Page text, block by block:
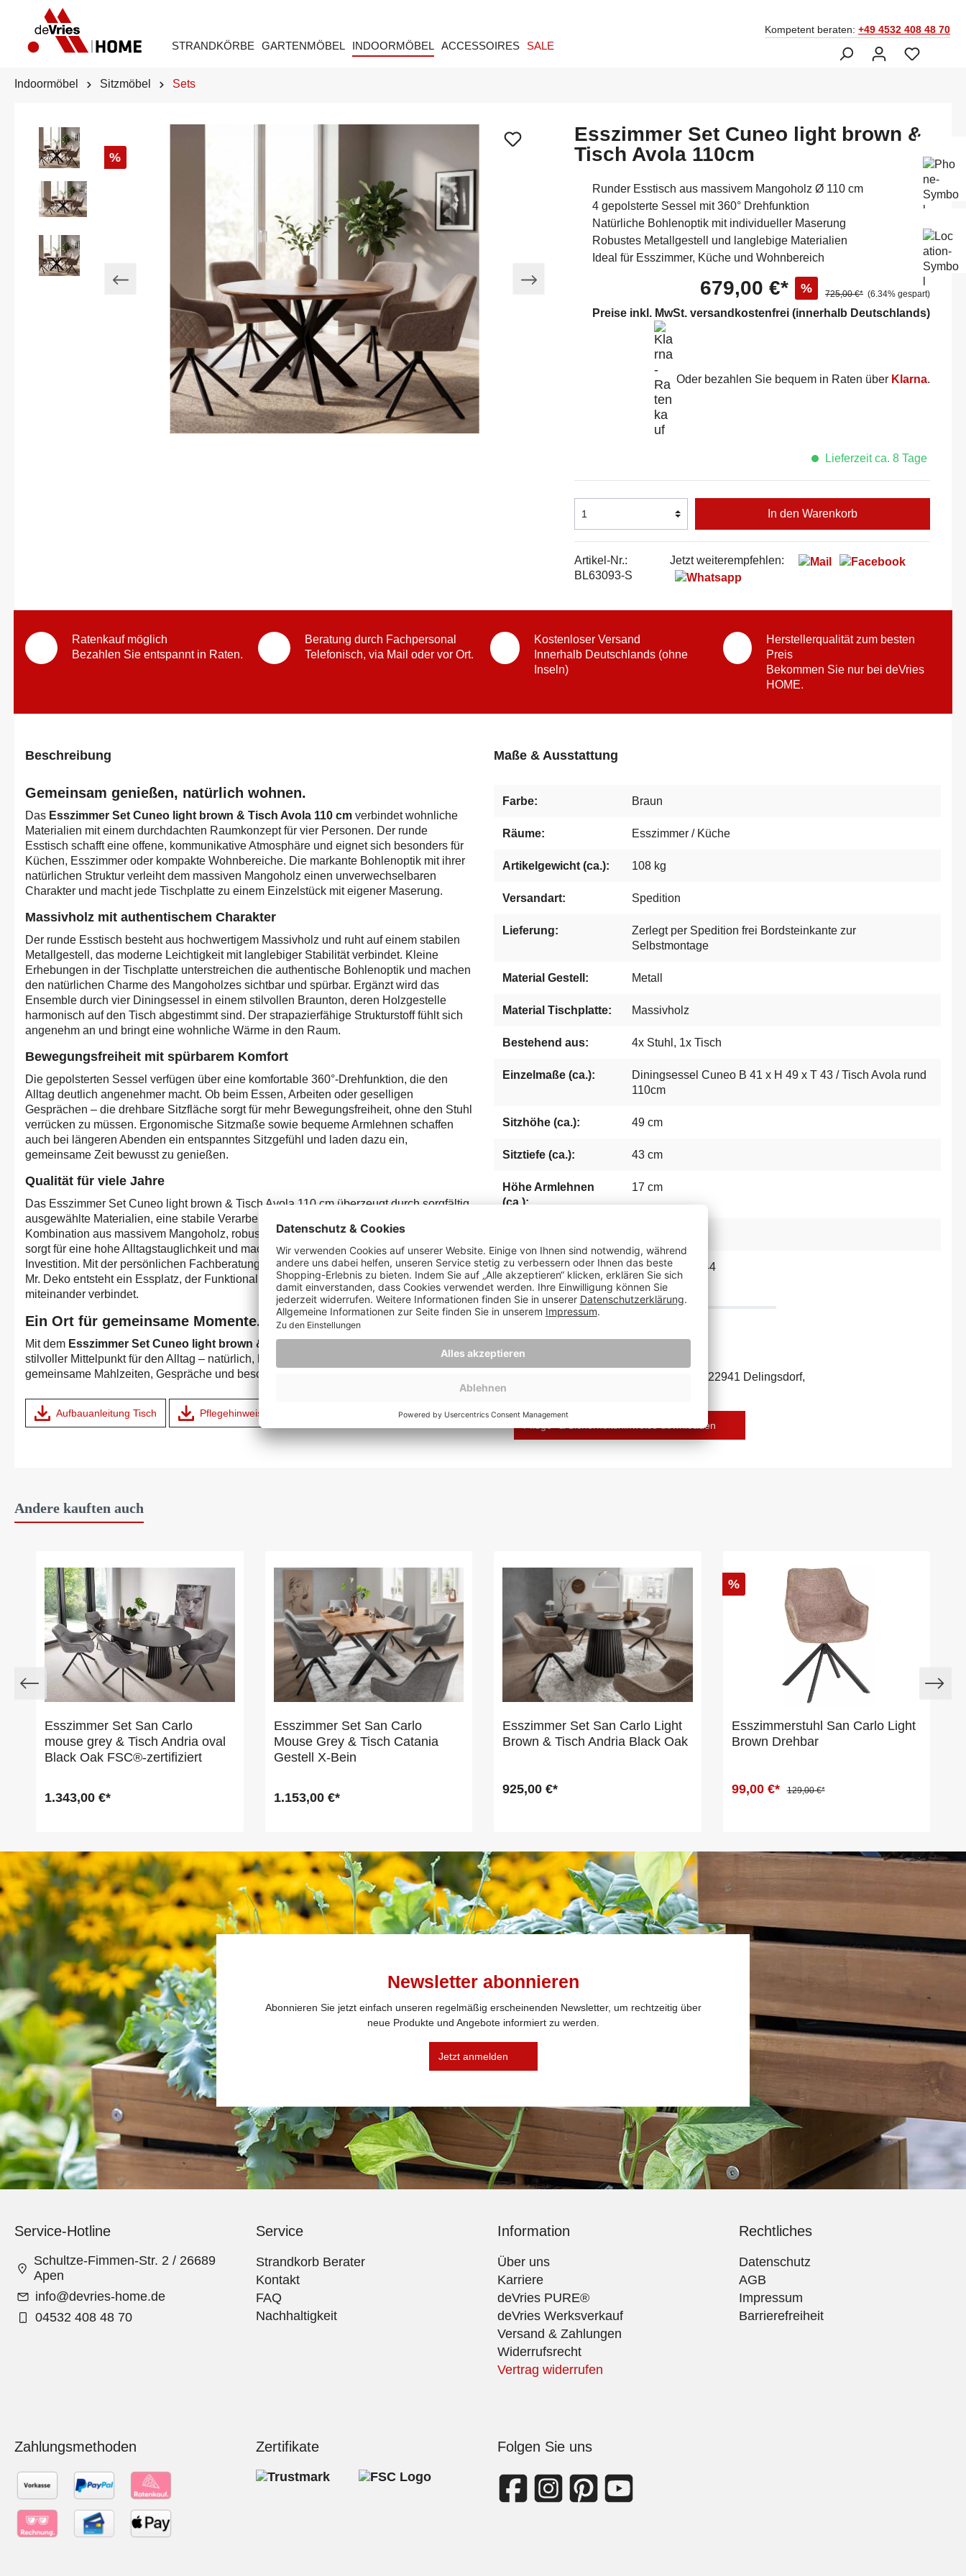
STRANDKÖRBE GARTENMÖBEL INDOORMÖBEL ACCESSOIRES SALE
Kompetent beraten: +49 4532 408 48 70
Indoormöbel Sitzmöbel Sets
%
Esszimmer Set Cuneo light brown &
Tisch Avola 110cm
Runder Esstisch aus massivem Mangoholz Ø 110 cm
4 gepolsterte Sessel mit 360° Drehfunktion
Natürliche Bohlenoptik mit individueller Maserung
Robustes Metallgestell und langlebige Materialien
Ideal für Esszimmer, Küche und Wohnbereich
679,00 €* % 725,00 €* (6.34% gespart)
Preise inkl. MwSt. versandkostenfrei (innerhalb Deutschlands)
Oder bezahlen Sie bequem in Raten über Klarna.
Lieferzeit ca. 8 Tage
In den Warenkorb
Artikel-Nr.:
BL63093-S
Jetzt weiterempfehlen:
Ratenkauf möglich
Bezahlen Sie entspannt in Raten.
Beratung durch Fachpersonal
Telefonisch, via Mail oder vor Ort.
Kostenloser Versand
Innerhalb Deutschlands (ohne
Inseln)
Herstellerqualität zum besten
Preis
Bekommen Sie nur bei deVries
HOME.
Beschreibung
Gemeinsam genießen, natürlich wohnen.
Das Esszimmer Set Cuneo light brown & Tisch Avola 110 cm verbindet wohnliche
Materialien mit einem durchdachten Raumkonzept für vier Personen. Der runde
Esstisch schafft eine offene, kommunikative Atmosphäre und eignet sich besonders für
Küchen, Esszimmer oder kompakte Wohnbereiche. Die markante Bohlenoptik mit ihrer
natürlichen Struktur verleiht dem massiven Mangoholz einen unverwechselbaren
Charakter und macht jede Tischplatte zu einem Einzelstück mit eigener Maserung.
Massivholz mit authentischem Charakter
Der runde Esstisch besteht aus hochwertigem Massivholz und ruht auf einem stabilen
Metallgestell, das moderne Leichtigkeit mit langlebiger Stabilität verbindet. Kleine
Erhebungen in der Tischplatte unterstreichen die authentische Bohlenoptik und machen
den natürlichen Charme des Mangoholzes sichtbar und spürbar. Ergänzt wird das
Ensemble durch vier Diningsessel in einem stilvollen Braunton, deren Holzgestelle
harmonisch auf den Tisch abgestimmt sind. Der strapazierfähige Strukturstoff fühlt sich
angenehm an und bringt eine wohnliche Wärme in den Raum.
Bewegungsfreiheit mit spürbarem Komfort
Die gepolsterten Sessel verfügen über eine komfortable 360°-Drehfunktion, die den
Alltag deutlich angenehmer macht. Ob beim Essen, Arbeiten oder geselligen
Gesprächen – die drehbare Sitzfläche sorgt für mehr Bewegungsfreiheit, ohne den Stuhl
verrücken zu müssen. Ergonomische Sitzmaße sowie bequeme Armlehnen schaffen
auch bei längeren Abenden ein entspanntes Sitzgefühl und laden dazu ein,
gemeinsame Zeit bewusst zu genießen.
Qualität für viele Jahre
Das Esszimmer Set Cuneo light brown & Tisch Avola 110 cm überzeugt durch sorgfältig
ausgewählte Materialien, eine stabile Verarbeitung und zeitloses Design. Die
Kombination aus massivem Mangoholz, robustem Metall und langlebigem Stoffbezug
sorgt für eine hohe Alltagstauglichkeit und macht das Möbelset zu einer langfristigen
Investition. Mit der persönlichen Fachberatung und den hohen Qualitätsstandards von
Mr. Deko entsteht ein Essplatz, der Funktionalität und Wohngefühl dauerhaft
miteinander verbindet.
Ein Ort für gemeinsame Momente.
Mit dem Esszimmer Set Cuneo light brown & Tisch Avola 110 cm
stilvoller Mittelpunkt für den Alltag – natürlich, hochwertig und geschaffen für viele
gemeinsame Mahlzeiten, Gespräche und besondere Augenblicke.
Aufbauanleitung Tisch Pflegehinweis Aufbauanleitung Stuhl
Maße & Ausstattung
Farbe: Braun
Räume: Esszimmer / Küche
Artikelgewicht (ca.): 108 kg
Versandart: Spedition
Lieferung:
Zerlegt per Spedition frei Bordsteinkante zur
Selbstmontage
Material Gestell: Metall
Material Tischplatte: Massivholz
Bestehend aus: 4x Stuhl, 1x Tisch
Einzelmaße (ca.):
Diningsessel Cuneo B 41 x H 49 x T 43 / Tisch Avola rund
110cm
Sitzhöhe (ca.): 49 cm
Sitztiefe (ca.): 43 cm
Höhe Armlehnen
(ca.):
17 cm
Herstellernummer: 4250792945744
Hersteller: Mr. Deko, Lübecker Str. 7c, 22941 Delingsdorf,
Pflege- & Sicherheitshinweise downloaden
Andere kauften auch
Esszimmer Set San Carlo
mouse grey & Tisch Andria oval
Black Oak FSC®-zertifiziert
1.343,00 €*
Esszimmer Set San Carlo
Mouse Grey & Tisch Catania
Gestell X-Bein
1.153,00 €*
Esszimmer Set San Carlo Light
Brown & Tisch Andria Black Oak
925,00 €*
%
Esszimmerstuhl San Carlo Light
Brown Drehbar
99,00 €* 129,00 €*
Newsletter abonnieren
Abonnieren Sie jetzt einfach unseren regelmäßig erscheinenden Newsletter, um rechtzeitig über
neue Produkte und Angebote informiert zu werden.
Jetzt anmelden
Service-Hotline
Schultze-Fimmen-Str. 2 / 26689
Apen
info@devries-home.de
04532 408 48 70
Service
Strandkorb Berater
Kontakt
FAQ
Nachhaltigkeit
Information
Über uns
Karriere
deVries PURE®
deVries Werksverkauf
Versand & Zahlungen
Widerrufsrecht
Vertrag widerrufen
Rechtliches
Datenschutz
AGB
Impressum
Barrierefreiheit
Zahlungsmethoden Zertifikate Folgen Sie uns